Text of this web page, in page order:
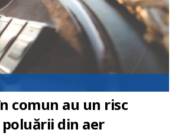
comun au un risc
din aer